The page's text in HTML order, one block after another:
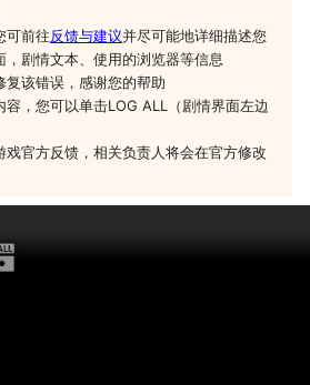
可前往反馈与建议并尽可能地详细描述您
剧情文本、使用的浏览器等信息
复该错误，感谢您的帮助
，您可以单击LOG ALL（剧情界面左边
官方反馈，相关负责人将会在官方修改